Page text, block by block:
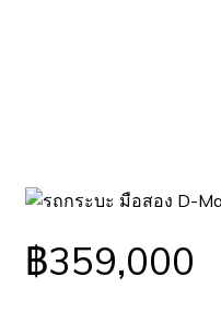
฿359,000